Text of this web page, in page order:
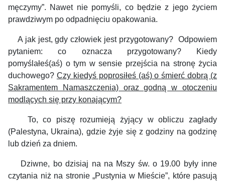
męczymy”. Nawet nie pomyśli, co będzie z jego życiem
prawdziwym po odpadnięciu opakowania.
A jak jest, gdy człowiek jest przygotowany? Odpowiem
pytaniem: co oznacza przygotowany? Kiedy
pomyślałeś(aś) o tym w sensie przejścia na stronę życia
duchowego? Czy kiedyś poprosiłeś (aś) o śmierć dobrą (z
Sakramentem Namaszczenia) oraz godną w otoczeniu
modlących się przy konającym?
To, co piszę rozumieją żyjący w obliczu zagłady
(Palestyna, Ukraina), gdzie żyje się z godziny na godzinę
lub dzień za dniem.
Dziwne, bo dzisiaj na na Mszy św. o 19.00 były inne
czytania niż na stronie „Pustynia w Mieście”, które pasują